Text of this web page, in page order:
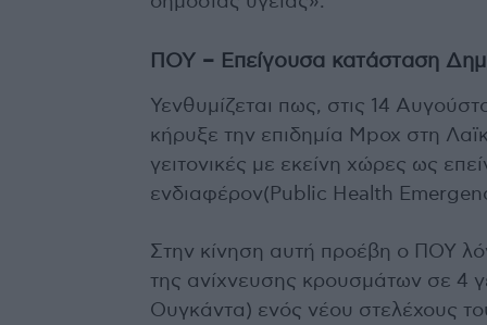
ΠΟΥ – Επείγουσα κατάσταση
Υενθυμίζεται πως, στις 14
κήρυξε την επιδημία Mpox στη
γειτονικές με εκείνη χώρες ως
ενδιαφέρον(Public Health
Στην κίνηση αυτή προέβη ο ΠΟΥ
της ανίχνευσης κρουσμάτων σε 4
Ουγκάντα) ενός νέου στελέχους